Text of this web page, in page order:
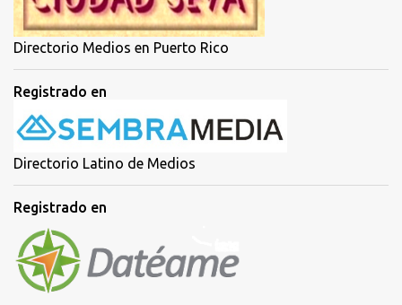
Directorio Medios en Puerto Rico
Registrado en
Directorio Latino de Medios
Registrado en